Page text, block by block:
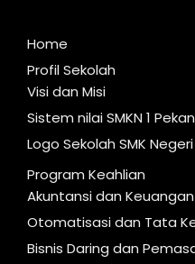
Home
Profil Sekolah
Visi dan Misi
Sistem nilai SMKN 1
Logo Sekolah SMK
Program Keahlian
Akuntansi dan
Otomatisasi dan Tata
Bisnis Daring dan